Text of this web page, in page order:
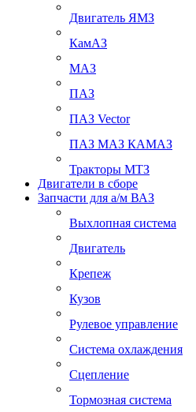
Двигатель ЯМЗ
КамАЗ
МАЗ
ПАЗ
ПАЗ Vector
ПАЗ МАЗ КАМАЗ
Тракторы МТЗ
Двигатели в сборе
Запчасти для а/м ВАЗ
Выхлопная система
Двигатель
Крепеж
Кузов
Рулевое управление
Система охлаждения
Сцепление
Тормозная система